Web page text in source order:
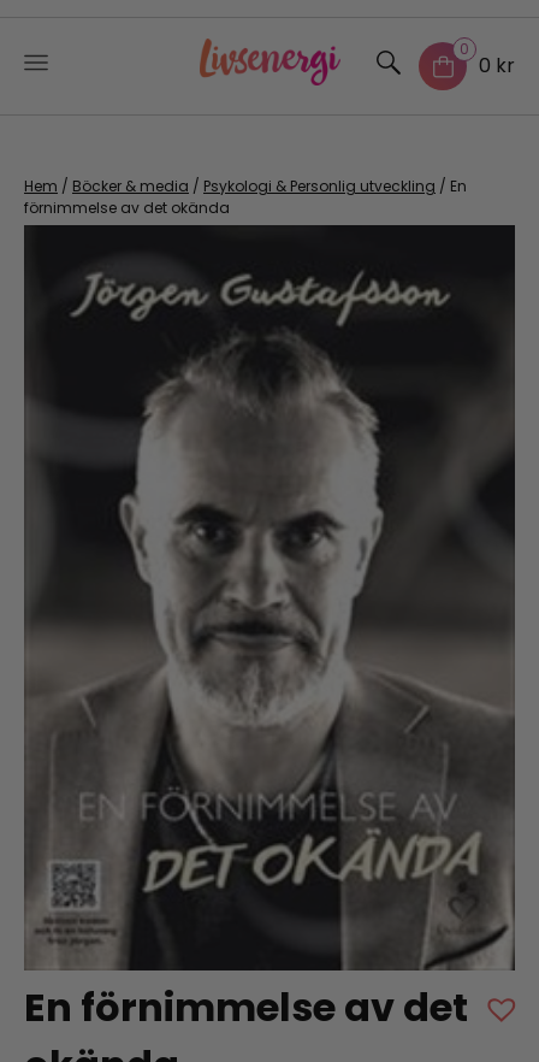
content
0
0 kr
Hem / Böcker & media / Psykologi & Personlig utveckling / En
förnimmelse av det okända
En förnimmelse av det